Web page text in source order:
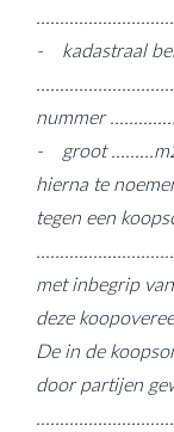
- kadastraal
nummer
- groot
hierna te
tegen een
met inbegrip
deze
De in de
door partijen